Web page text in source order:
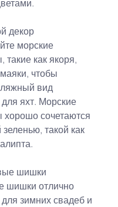
декор
морские
такие как якоря,
чтобы
вид
яхт. Морские
хорошо сочетаются
зеленью, такой как
шишки
шишки отлично
зимних свадеб и